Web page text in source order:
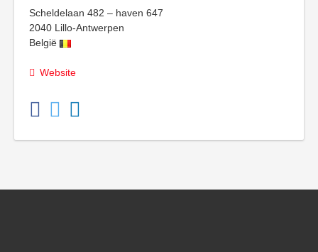
Scheldelaan 482 – haven 647
2040 Lillo-Antwerpen
België
Website